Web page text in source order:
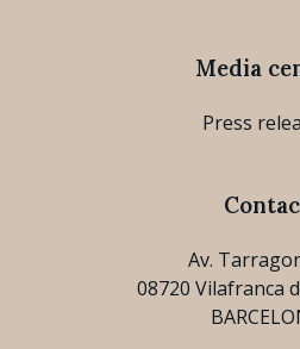
Media
Press
Av.
08720 Vilafranca